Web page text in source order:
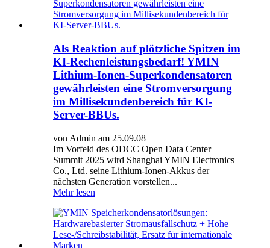
Als Reaktion auf plötzliche Spitzen im
KI-Rechenleistungsbedarf! YMIN
Lithium-Ionen-Superkondensatoren
gewährleisten eine Stromversorgung
im Millisekundenbereich für KI-
Server-BBUs.
von Admin am 25.09.08
Im Vorfeld des ODCC Open Data Center
Summit 2025 wird Shanghai YMIN Electronics
Co., Ltd. seine Lithium-Ionen-Akkus der
nächsten Generation vorstellen...
Mehr lesen